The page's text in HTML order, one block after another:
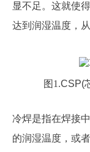
显不足。这就使
达到润湿温度，
图1.CSP(
冷焊是指在焊接
的润湿温度，或